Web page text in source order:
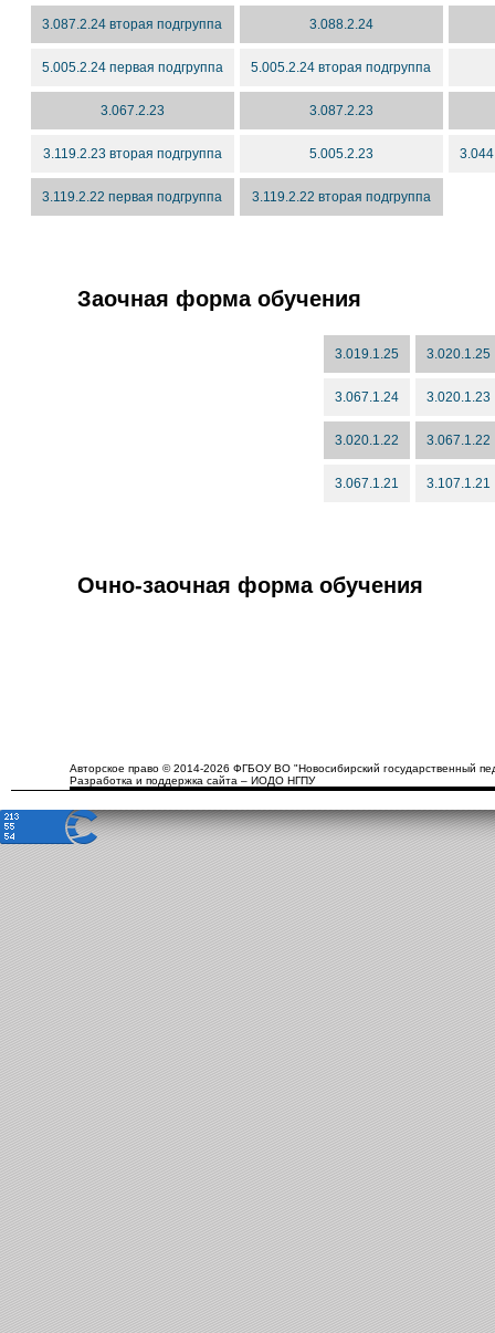
3.087.2.24 вторая подгруппа 3.088.2.24
5.005.2.24 первая подгруппа 5.005.2.24 вторая подгруппа
3.067.2.23 3.087.2.23
3.119.2.23 вторая подгруппа 5.005.2.23
3.119.2.22 первая подгруппа 3.119.2.22 вторая подгруппа
Заочная форма обучения
3.019.1.25 3.020.1.25
3.067.1.24 3.020.1.23
3.020.1.22 3.067.1.22
3.067.1.21 3.107.1.21
Очно-заочная форма обучения
Авторское право © 2014-2026 ФГБОУ ВО "Новосибирский государственный
Разработка и поддержка сайта – ИОДО НГПУ